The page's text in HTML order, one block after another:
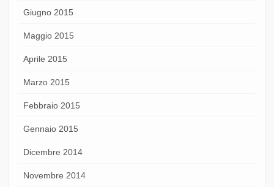
Giugno 2015
Maggio 2015
Aprile 2015
Marzo 2015
Febbraio 2015
Gennaio 2015
Dicembre 2014
Novembre 2014